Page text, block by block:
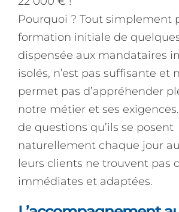
Pourquoi ? Tout simplement
formation initiale de
dispensée aux mandataires
isolés, n’est pas suffisante et
permet pas d’appréhender
notre métier et ses
de questions qu’ils se posent
naturellement chaque jour
leurs clients ne trouvent pas
immédiates et adaptées.